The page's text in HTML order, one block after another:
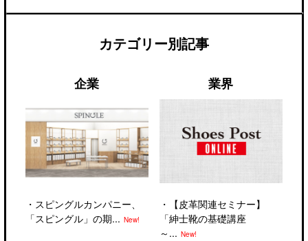
カテゴリー別記事
企業
・ スピングルカンパニー、
「スピングル」の期... New!
業界
・
【皮革関連セミナー】
「紳士靴の基礎講座
～... New!